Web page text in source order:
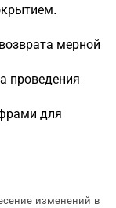
мерной
проведения
для
изменений в